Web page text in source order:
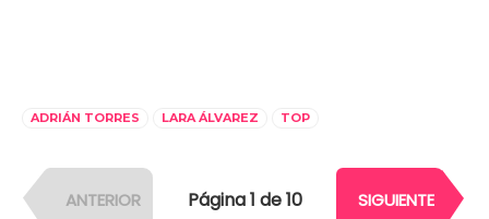
ADRIÁN TORRES LARA ÁLVAREZ TOP
ANTERIOR Página 1 de 10 SIGUIENTE